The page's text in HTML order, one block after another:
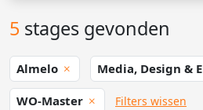
5 stages gevonden
Almelo Media, Design &
WO-Master Filters wissen